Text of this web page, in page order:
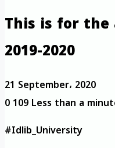
This is for the
2019-2020
21 September، 2020
0109Less than a
#Idlib_University